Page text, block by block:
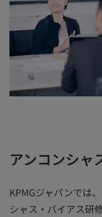
アンコンシャ
KPMGジャパンでは
シャス・バイアス研